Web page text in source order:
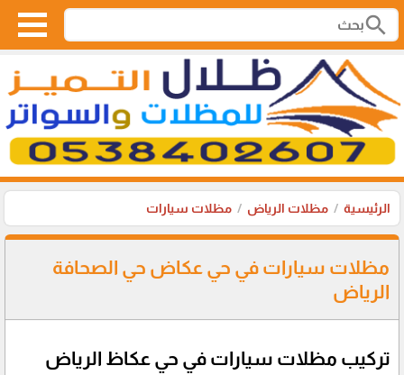
search
الرئيسية مظلات الرياض مظلات سيارات
مظلات سيارات في حي عكاض حي الصحافة
الرياض
تركيب مظلات سيارات في حي عكاظ الرياض